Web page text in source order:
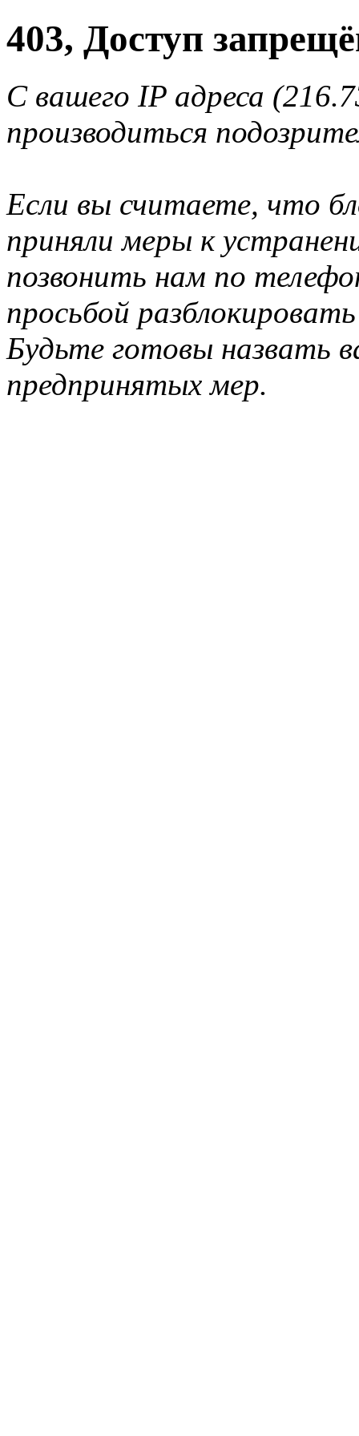
403, Доступ
С вашего IP адреса
производиться
Если вы считаете, что
приняли меры к
позвонить нам по
просьбой
Будьте готовы назвать
предпринятых мер.